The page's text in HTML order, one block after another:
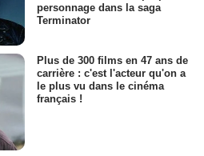
personnage dans la saga
Terminator
Plus de 300 films en 47 ans de
carrière : c'est l'acteur qu'on a
le plus vu dans le cinéma
français !